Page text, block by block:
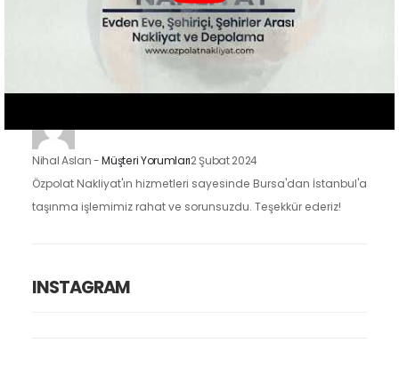
-Müşteri Yorumları2 Şubat 2024
Özpolat Nakliyat ile çalışmak, Gaziantep'ten Ankara'ya
taşınma işlemimizi oldukça kolaylaştırdı. Eşyalarımızı dikkatle
Nihal Aslan-Müşteri Yorumları2 Şubat 2024
Özpolat Nakliyat'ın hizmetleri sayesinde Bursa'dan İstanbul'a
taşınma işlemimiz rahat ve sorunsuzdu. Teşekkür ederiz!
INSTAGRAM